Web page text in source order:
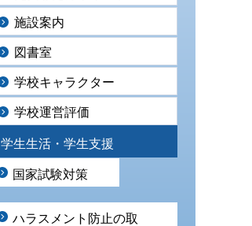
施設案内
図書室
学校キャラクター
学校運営評価
学生生活・学生支援
国家試験対策
ハラスメント防止の取